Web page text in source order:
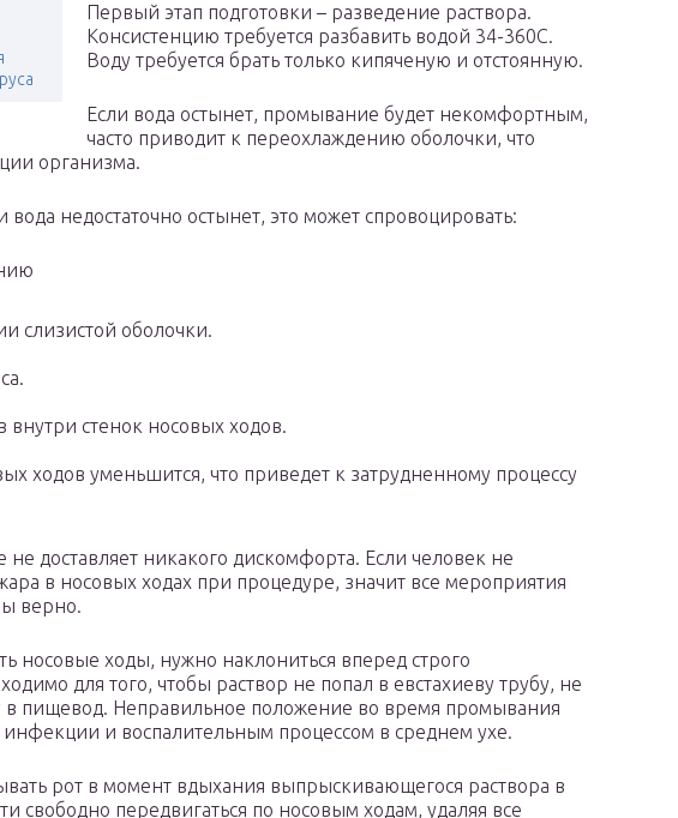
Первый этап подготовки – разведение раствора.
Консистенцию требуется разбавить водой 34-360С.
Воду требуется брать только кипяченую и отстоянную.
Если вода остынет, промывание будет некомфортным,
часто приводит к переохлаждению оболочки, что
организма.
вода недостаточно остынет, это может спровоцировать:
слизистой оболочки.
внутри стенок носовых ходов.
ходов уменьшится, что приведет к затрудненному процессу
доставляет никакого дискомфорта. Если человек не
в носовых ходах при процедуре, значит все мероприятия
верно.
носовые ходы, нужно наклониться вперед строго
для того, чтобы раствор не попал в евстахиеву трубу, не
в пищевод. Неправильное положение во время промывания
и воспалительным процессом в среднем ухе.
рот в момент вдыхания выпрыскивающегося раствора в
свободно передвигаться по носовым ходам, удаляя все